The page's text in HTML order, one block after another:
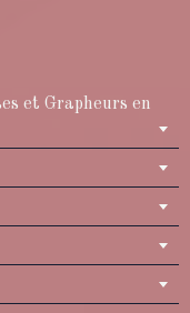
et Grapheurs en